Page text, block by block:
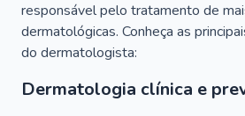
responsável pelo tratamento de
dermatológicas. Conheça as
do dermatologista:
Dermatologia clínica e